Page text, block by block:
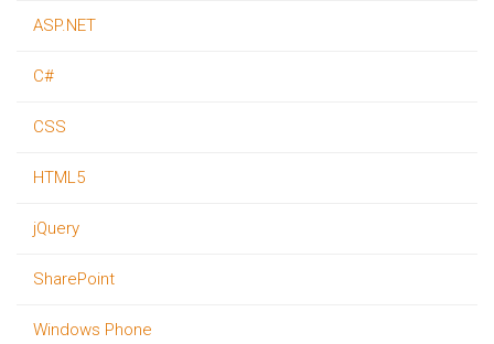
ASP.NET
C#
CSS
HTML5
jQuery
SharePoint
Windows Phone